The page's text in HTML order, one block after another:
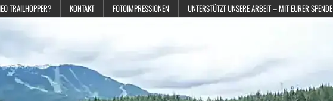
TRAILHOPPER? KONTAKT FOTOIMPRESSIONEN UNTERSTÜTZT UNSERE ARBEIT – MIT EURER SPENDE